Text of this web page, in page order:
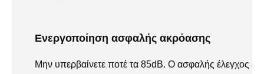
Ενεργοποίηση ασφαλής ακρόασης
Μην υπερβαίνετε ποτέ τα 85dB. Ο ασφαλής έλεγχος